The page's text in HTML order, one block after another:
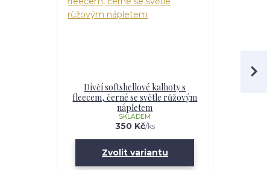
Dívčí softshellové kalhoty s
fleecem, černé se světle růžovým
nápletem
350 Kč/ks
SKLADEM
Zvolit variantu